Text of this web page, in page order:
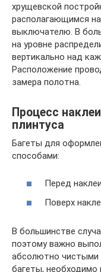
хрущевской
располагающимся
выключателю. В
на уровне
вертикально над
Расположение
замера полотна.
Процесс
плинтуса
Багеты для
способами:
Перед
Поверх
В большинстве
поэтому важно
абсолютно чистыми
багеты,